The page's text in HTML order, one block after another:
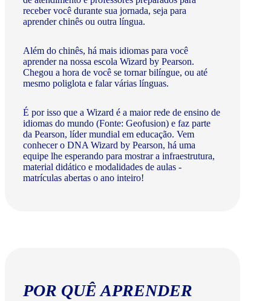
receber você durante sua jornada, seja para
aprender chinês ou outra língua.
Além do chinês, há mais idiomas para você
aprender na nossa escola Wizard by Pearson.
Chegou a hora de você se tornar bilíngue, ou até
mesmo poliglota e falar várias línguas.
É por isso que a Wizard é a maior rede de ensino de
idiomas do mundo (Fonte: Geofusion) e faz parte
da Pearson, líder mundial em educação. Vem
conhecer o DNA Wizard by Pearson, há uma
equipe lhe esperando para mostrar a infraestrutura,
material didático e modalidades de aulas -
matrículas abertas o ano inteiro!
POR QUÊ APRENDER